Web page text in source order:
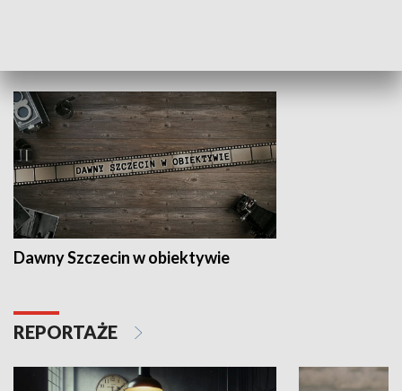
Dawny Szczecin w obiektywie
REPORTAŻE